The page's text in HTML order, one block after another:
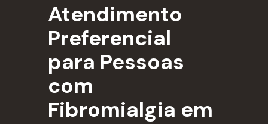
Atendimento
Preferencial
para Pessoas
com
Fibromialgia em